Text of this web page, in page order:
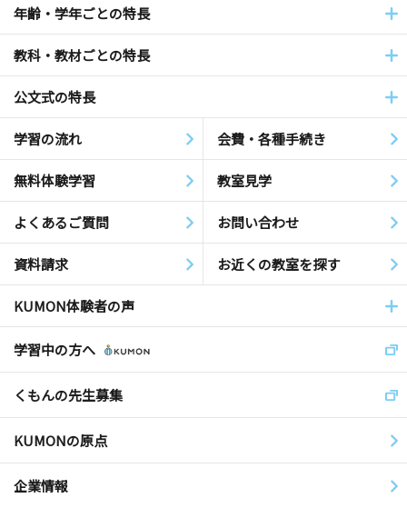
年齢・学年ごとの特長
教科・教材ごとの特長
公文式の特長
学習の流れ 会費・各種手続き
無料体験学習 教室見学
よくあるご質問 お問い合わせ
資料請求 お近くの教室を探す
KUMON体験者の声
学習中の方へ
くもんの先生募集
KUMONの原点
企業情報